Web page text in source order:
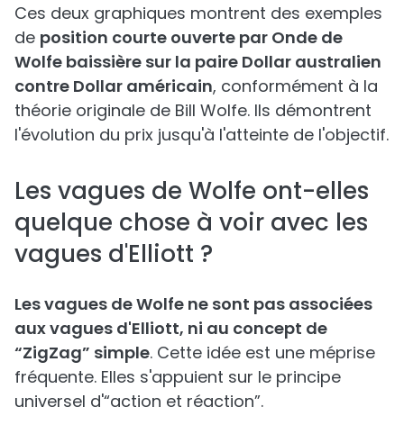
Ces deux graphiques montrent des exemples
de position courte ouverte par Onde de
Wolfe baissière sur la paire Dollar australien
contre Dollar américain, conformément à la
théorie originale de Bill Wolfe. Ils démontrent
l'évolution du prix jusqu'à l'atteinte de l'objectif.
Les vagues de Wolfe ont-elles
quelque chose à voir avec les
vagues d'Elliott ?
Les vagues de Wolfe ne sont pas associées
aux vagues d'Elliott, ni au concept de
“ZigZag” simple. Cette idée est une méprise
fréquente. Elles s'appuient sur le principe
universel d'“action et réaction”.